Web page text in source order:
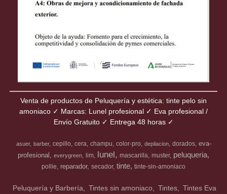
Venta de productos de Peluquería y estética: tinte pelo sin
amoniaco ✓ Marcas: Lunel profesional ✓ Eva profesional /
Envío Gratuito ✓ Entrega 48 horas ✓
asuer barber cepillo cera champu color-pro depilacion dorados eva-
profesional
everygreen lim lunel mascarilla muster peluqueria
pollie reparador secador tinte tinte-sin-amoniaco
Peluquería y Barbería Tintes sin amoniaco Tintes
Tintes Eva